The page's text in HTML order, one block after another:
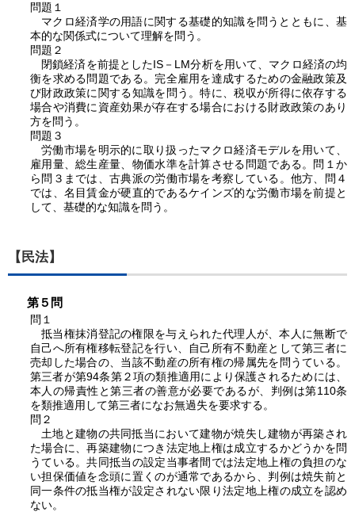
問題１
マクロ経済学の用語に関する基礎的知識を問うとともに、基
本的な関係式について理解を問う。
問題２
閉鎖経済を前提としたIS－LM分析を用いて、マクロ経済の均
衡を求める問題である。完全雇用を達成するための金融政策及
び財政政策に関する知識を問う。特に、税収が所得に依存する
場合や消費に資産効果が存在する場合における財政政策のあり
方を問う。
問題３
労働市場を明示的に取り扱ったマクロ経済モデルを用いて、
雇用量、総生産量、物価水準を計算させる問題である。 問１か
ら 問３ までは、古典派の労働市場を考察している。他方、
問４
では、名目賃金が硬直的であるケインズ的な労働市場を前提と
して、基礎的な知識を問う。
【民法】
第５問
問１
抵当権抹消登記の権限を与えられた代理人が、本人に無断で
自己へ所有権移転登記を行い、自己所有不動産として第三者に
売却した場合の、当該不動産の所有権の帰属先を問うている。
第三者が第94条第２項の類推適用により保護されるためには、
本人の帰責性と第三者の善意が必要であるが、判例は第110条
を類推適用して第三者になお無過失を要求する。
問２
土地と建物の共同抵当において建物が焼失し建物が再築され
た場合に、再築建物につき法定地上権は成立するかどうかを問
うている。共同抵当の設定当事者間では法定地上権の負担のな
い担保価値を念頭に置くのが通常であるから、判例は焼失前と
同一条件の抵当権が設定されない限り法定地上権の成立を認め
ない。